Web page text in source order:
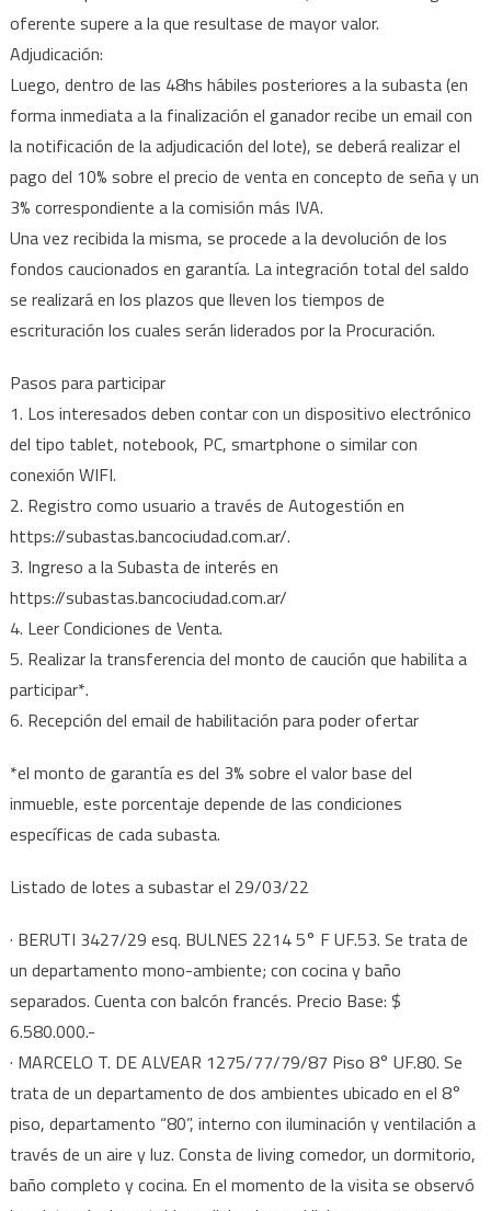
oferente supere a la que resultase de mayor valor.
Adjudicación:
Luego, dentro de las 48hs hábiles posteriores a la subasta (en
forma inmediata a la finalización el ganador recibe un email con
la notificación de la adjudicación del lote), se deberá realizar el
pago del 10% sobre el precio de venta en concepto de seña y un
3% correspondiente a la comisión más IVA.
Una vez recibida la misma, se procede a la devolución de los
fondos caucionados en garantía. La integración total del saldo
se realizará en los plazos que lleven los tiempos de
escrituración los cuales serán liderados por la Procuración.
Pasos para participar
1. Los interesados deben contar con un dispositivo electrónico
del tipo tablet, notebook, PC, smartphone o similar con
conexión WIFI.
2. Registro como usuario a través de Autogestión en
https://subastas.bancociudad.com.ar/.
3. Ingreso a la Subasta de interés en
https://subastas.bancociudad.com.ar/
4. Leer Condiciones de Venta.
5. Realizar la transferencia del monto de caución que habilita a
participar*.
6. Recepción del email de habilitación para poder ofertar
*el monto de garantía es del 3% sobre el valor base del
inmueble, este porcentaje depende de las condiciones
específicas de cada subasta.
Listado de lotes a subastar el 29/03/22
· BERUTI 3427/29 esq. BULNES 2214 5° F UF.53. Se trata de
un departamento mono-ambiente; con cocina y baño
separados. Cuenta con balcón francés. Precio Base: $
6.580.000.-
· MARCELO T. DE ALVEAR 1275/77/79/87 Piso 8° UF.80. Se
trata de un departamento de dos ambientes ubicado en el 8°
piso, departamento “80”, interno con iluminación y ventilación a
través de un aire y luz. Consta de living comedor, un dormitorio,
baño completo y cocina. En el momento de la visita se observó